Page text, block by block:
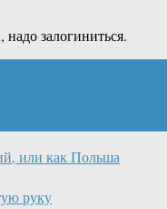
залогиниться.
или как Польша
руку